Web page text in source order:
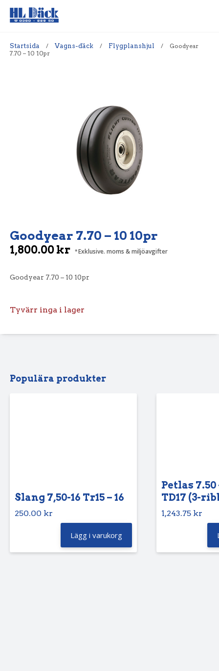
Startsida / Vagns-däck / Flygplanshjul /
Goodyear
7.70 – 10 10pr
Goodyear 7.70 – 10 10pr
1,800.00kr Exklusive. moms & miljöavgifter
Goodyear 7.70 – 10 10pr
Tyvärr inga i lager
Populära produkter
Slang 7,50-16 Tr15 – 16
250.00 kr
Lägg i varukorg
Petlas 7.50
TD17 (3-
1,243.75 kr